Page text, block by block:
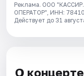
Реклама. ООО
ОПЕРАТОР", ИНН:
Действует до 31
О концерте